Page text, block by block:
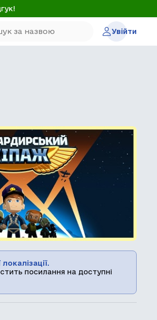
Увійти
посилання на доступні